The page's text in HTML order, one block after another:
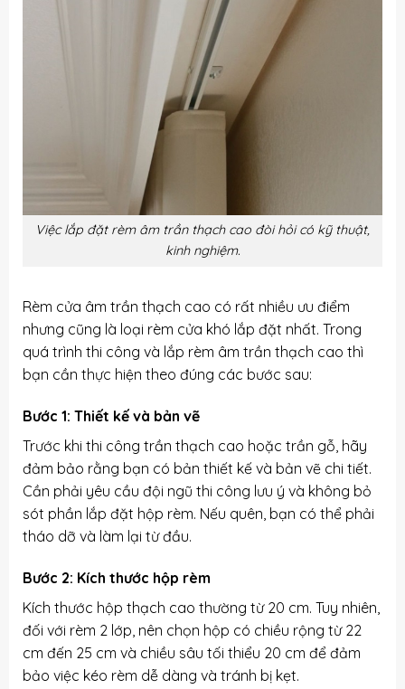
Việc lắp đặt rèm âm trần thạch cao đòi hỏi có kỹ thuật,
kinh nghiệm.
Rèm cửa âm trần thạch cao có rất nhiều ưu điểm
nhưng cũng là loại rèm cửa khó lắp đặt nhất. Trong
quá trình thi công và lắp rèm âm trần thạch cao thì
bạn cần thực hiện theo đúng các bước sau:
Bước 1: Thiết kế và bản vẽ
Trước khi thi công trần thạch cao hoặc trần gỗ, hãy
đảm bảo rằng bạn có bản thiết kế và bản vẽ chi tiết.
Cần phải yêu cầu đội ngũ thi công lưu ý và không bỏ
sót phần lắp đặt hộp rèm. Nếu quên, bạn có thể phải
tháo dỡ và làm lại từ đầu.
Bước 2: Kích thước hộp rèm
Kích thước hộp thạch cao thường từ 20 cm. Tuy nhiên,
đối với rèm 2 lớp, nên chọn hộp có chiều rộng từ 22
cm đến 25 cm và chiều sâu tối thiểu 20 cm để đảm
bảo việc kéo rèm dễ dàng và tránh bị kẹt.